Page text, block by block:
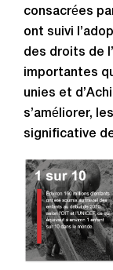
consacrées
ont suivi
des droits de
importantes
unies et
s’améliorer,
significative